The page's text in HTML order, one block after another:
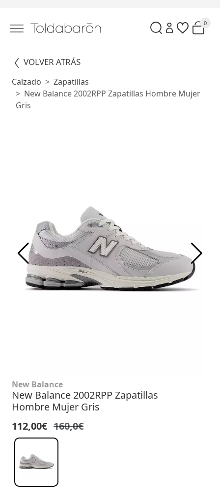
0
VOLVER ATRÁS
Calzado
Zapatillas
New Balance 2002RPP Zapatillas Hombre Mujer
Gris
New Balance
New Balance 2002RPP Zapatillas
Hombre Mujer Gris
112,00€ 160,0€